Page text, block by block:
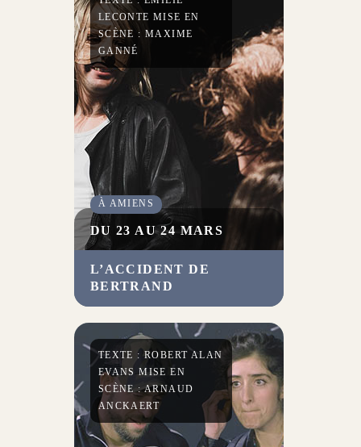
dérives du monde.
L’ACCIDENT DE
BERTRAND
LECONTE MISE EN
SCÈNE : MAXIME
GANNÉ
À AMIENS
DU 23 AU 24 MARS
En portant à la scène le texte
d’Émilie Leconte, Maxime
Ganné questionne les exigences
d’un monde contemporain voué
à toujours plus d’efficacité.
TEXTE : ROBERT ALAN
EVANS MISE EN
SCÈNE : ARNAUD
ANCKAERT